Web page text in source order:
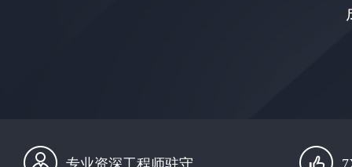
专业资深工程师驻守